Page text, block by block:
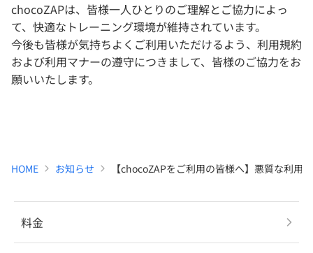
chocoZAPは、皆様一人ひとりのご理解とご協力によっ
て、快適なトレーニング環境が維持されています。
今後も皆様が気持ちよくご利用いただけるよう、利用規約
および利用マナーの遵守につきまして、皆様のご協力をお
願いいたします。
HOME お知らせ 【chocoZAPをご利用の皆様へ】悪質な利用
料金